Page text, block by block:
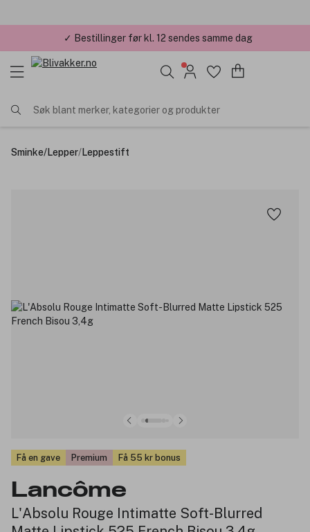
✓ Årets Nettbutikk 2026 og 2025
Søk blant merker, kategorier og produkter
Sminke/Lepper/Leppestift
Få en gave Premium Få 55 kr bonus
Lancôme
L'Absolu Rouge Intimatte Soft-Blurred